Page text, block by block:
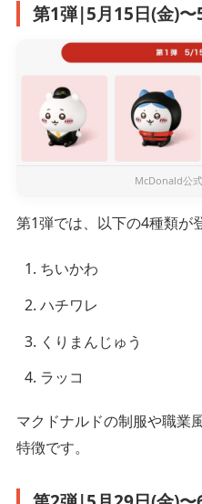
第1弾|5月15日(金)〜
McDonald公式
第1弾では、以下の4種類が
ちいかわ
ハチワレ
くりまんじゅう
ラッコ
マクドナルドの制服や職業
特徴です。